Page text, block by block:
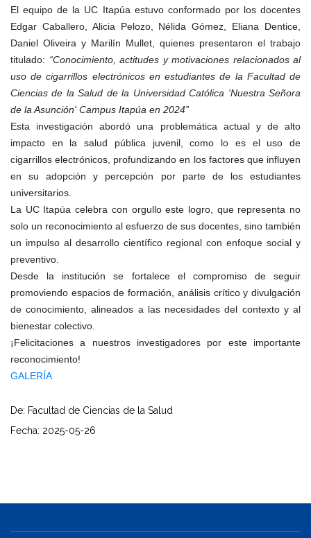
El equipo de la UC Itapúa estuvo conformado por los docentes
Edgar Caballero, Alicia Pelozo, Nélida Gómez, Eliana Dentice,
Daniel Oliveira y Marilín Mullet, quienes presentaron el trabajo
titulado: “Conocimiento, actitudes y motivaciones relacionados al
uso de cigarrillos electrónicos en estudiantes de la Facultad de
Ciencias de la Salud de la Universidad Católica 'Nuestra Señora
de la Asunción' Campus Itapúa en 2024”
Esta investigación abordó una problemática actual y de alto
impacto en la salud pública juvenil, como lo es el uso de
cigarrillos electrónicos, profundizando en los factores que influyen
en su adopción y percepción por parte de los estudiantes
universitarios.
La UC Itapúa celebra con orgullo este logro, que representa no
solo un reconocimiento al esfuerzo de sus docentes, sino también
un impulso al desarrollo científico regional con enfoque social y
preventivo.
Desde la institución se fortalece el compromiso de seguir
promoviendo espacios de formación, análisis crítico y divulgación
de conocimiento, alineados a las necesidades del contexto y al
bienestar colectivo.
¡Felicitaciones a nuestros investigadores por este importante
reconocimiento!
GALERÍA
De: Facultad de Ciencias de la Salud
Fecha: 2025-05-26